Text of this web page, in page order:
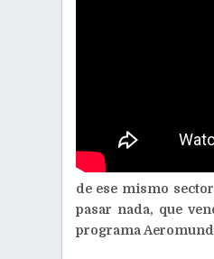
de ese mismo
pasar nada, que
programa